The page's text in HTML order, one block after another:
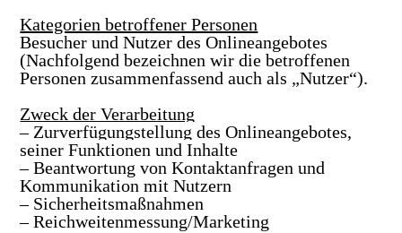
Kategorien betroffener Personen
Besucher und Nutzer des Onlineangebotes
(Nachfolgend bezeichnen wir die betroffenen
Personen zusammenfassend auch als „Nutzer“).
Zweck der Verarbeitung
– Zurverfügungstellung des Onlineangebotes,
seiner Funktionen und Inhalte
– Beantwortung von Kontaktanfragen und
Kommunikation mit Nutzern
– Sicherheitsmaßnahmen
– Reichweitenmessung/Marketing